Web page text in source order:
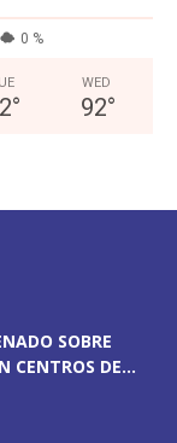
0 %
°
WED
92°
SOBRE
CENTROS DE...